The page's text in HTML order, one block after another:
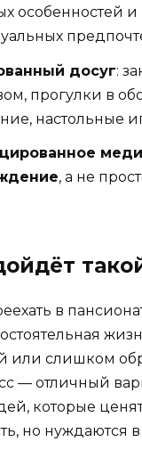
особенностей и
досуг:
прогулки в
настольные
, а не
в
или слишком
— отличный
которые
но нуждаются